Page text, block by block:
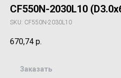
CF550N-2030L10
SKU: CF550N-2030L10
670,74 р.
Заказать